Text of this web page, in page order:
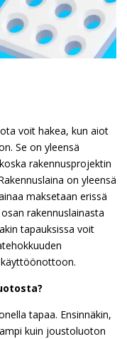
voit hakea, kun aiot
Se on yleensä
rakennusprojektin
on yleensä
maksetaan erissä
rakennuslainasta
tapauksissa voit
tapaa. Ensinnäkin,
kuin joustoluoton